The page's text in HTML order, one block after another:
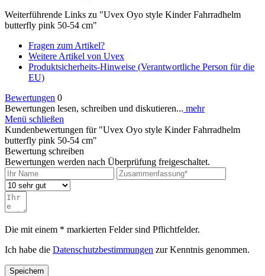
Weiterführende Links zu "Uvex Oyo style Kinder Fahrradhelm
butterfly pink 50-54 cm"
Fragen zum Artikel?
Weitere Artikel von Uvex
Produktsicherheits-Hinweise (Verantwortliche Person für die
EU)
Bewertungen 0
Bewertungen lesen, schreiben und diskutieren... mehr
Menü schließen
Kundenbewertungen für "Uvex Oyo style Kinder Fahrradhelm
butterfly pink 50-54 cm"
Bewertung schreiben
Bewertungen werden nach Überprüfung freigeschaltet.
Die mit einem * markierten Felder sind Pflichtfelder.
Ich habe die Datenschutzbestimmungen zur Kenntnis genommen.
Speichern